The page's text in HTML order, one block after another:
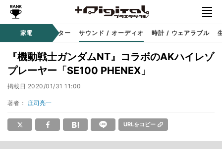
家電プロジェクター サウンド / オーディオ 時計 / ウェアラブル
『機動戦士ガンダムNT』コラボのAKハイレゾ
プレーヤー「SE100 PHENEX」
掲載日 2020/01/31 11:00
著者： 庄司亮一
URLをコピー